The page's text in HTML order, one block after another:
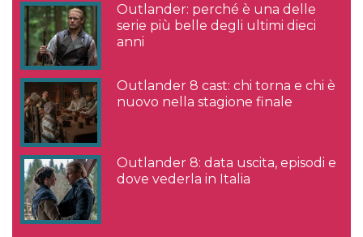
Outlander: perché è una delle
serie più belle degli ultimi dieci
anni
Outlander 8 cast: chi torna e chi è
nuovo nella stagione finale
Outlander 8: data uscita, episodi e
dove vederla in Italia